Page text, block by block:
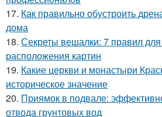
17. Как правильно обустроить
дома
18. Секреты вешалки: 7 правил для
расположения картин
19. Какие церкви и монастыри
историческое значение
20. Приямок в подвале:
отвода грунтовых вод